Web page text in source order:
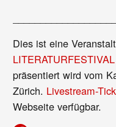
Dies ist eine
präsentiert wird vom
Zürich. Livestream-
Webseite verfügbar.